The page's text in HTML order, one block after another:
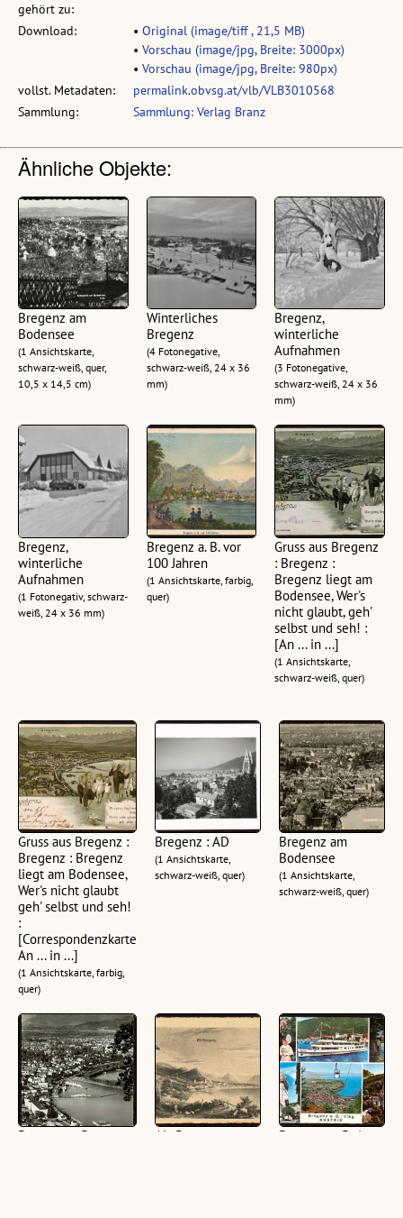
gehört zu:
Download:
• Original (image/tiff , 21,5 MB)
• Vorschau (image/jpg, Breite: 3000px)
• Vorschau (image/jpg, Breite: 980px)
vollst. Metadaten:
permalink.obvsg.at/vlb/VLB3010568
Sammlung:
Sammlung: Verlag Branz
Ähnliche Objekte:
Bregenz am
Bodensee
(1 Ansichtskarte,
schwarz-weiß, quer,
10,5 x 14,5 cm)
Winterliches
Bregenz
(4 Fotonegative,
schwarz-weiß, 24 x 36
mm)
Bregenz,
winterliche
Aufnahmen
(3 Fotonegative,
schwarz-weiß, 24 x 36
mm)
Bregenz,
winterliche
Aufnahmen
(1 Fotonegativ, schwarz-
weiß, 24 x 36 mm)
Bregenz a. B. vor
100 Jahren
(1 Ansichtskarte, farbig,
quer)
Gruss aus Bregenz
: Bregenz :
Bregenz liegt am
Bodensee, Wer's
nicht glaubt, geh'
selbst und seh! :
[An ... in ...]
(1 Ansichtskarte,
schwarz-weiß, quer)
Gruss aus Bregenz :
Bregenz : Bregenz
liegt am Bodensee,
Wer's nicht glaubt
geh' selbst und seh!
:
[Correspondenzkarte
An ... in ...]
(1 Ansichtskarte, farbig,
quer)
Bregenz : AD
(1 Ansichtskarte,
schwarz-weiß, quer)
Bregenz am
Bodensee
(1 Ansichtskarte,
schwarz-weiß, quer)
Bregenz a. B. geg.
Alt-Bregenz :
Bregenz a. B, /